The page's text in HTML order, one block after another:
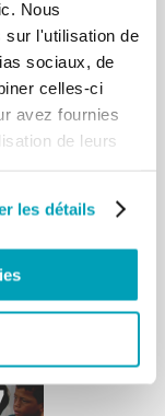
Nous
sur l'utilisation de
sociaux, de
celles-ci
avez fournies
de leurs
les détails